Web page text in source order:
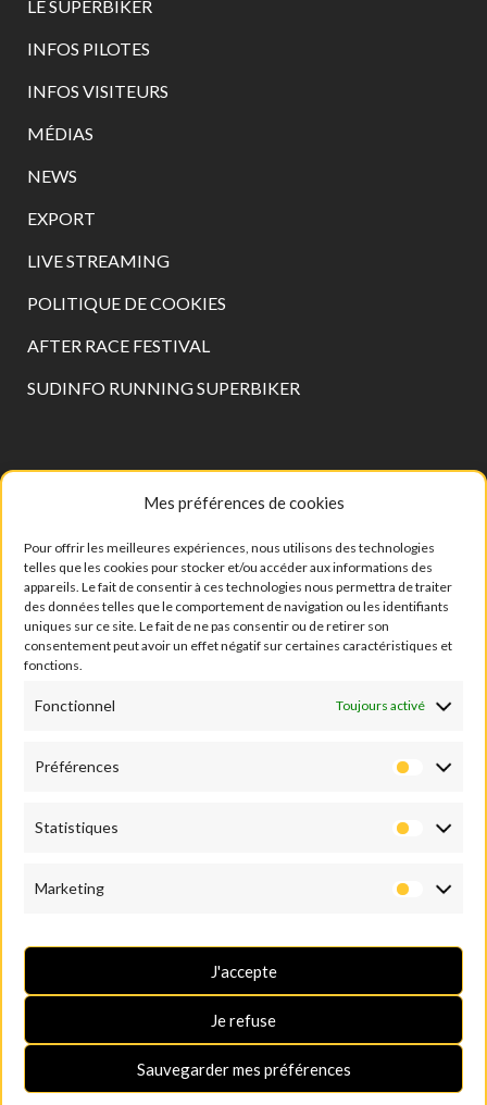
Mes préférences de cookies
Pour offrir les meilleures expériences, nous utilisons des technologies
telles que les cookies pour stocker et/ou accéder aux informations des
appareils. Le fait de consentir à ces technologies nous permettra de traiter
des données telles que le comportement de navigation ou les identifiants
uniques sur ce site. Le fait de ne pas consentir ou de retirer son
consentement peut avoir un effet négatif sur certaines caractéristiques et
fonctions.
Fonctionnel Toujours activé
Préférences
Statistiques
Marketing
J'accepte
Je refuse
Sauvegarder mes préférences
LE SUPERBIKER
INFOS PILOTES
INFOS VISITEURS
MÉDIAS
NEWS
EXPORT
LIVE STREAMING
POLITIQUE DE COOKIES
AFTER RACE FESTIVAL
SUDINFO RUNNING SUPERBIKER
RUMESM ASBL – Circuit Jules Tacheny
6, rue Saint Donat
B-5640 Mettet
Tel :+32 71-71 00 80
Email :info@mettet-xp.be
SUIVEZ-NOUS
Cookies